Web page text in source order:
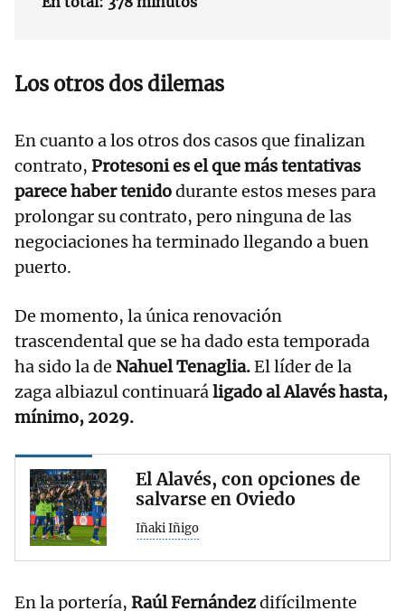
Los otros dos dilemas
En cuanto a los otros dos casos que finalizan
contrato, Protesoni es el que más tentativas
parece haber tenidodurante estos meses para
prolongar su contrato, pero ninguna de las
negociaciones ha terminado llegando a buen
puerto.
De momento, la única renovación
trascendental que se ha dado esta temporada
ha sido la de Nahuel Tenaglia.El líder de la
zaga albiazul continuaráligado al Alavés hasta,
mínimo, 2029.
El Alavés, con opciones de
salvarse en Oviedo
Iñaki Iñigo
En la portería, Raúl Fernándezdifícilmente